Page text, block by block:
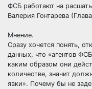
ФСБ работают на
Валерия Гонтарева
Мнение.
Сразу хочется понять,
данных, что «агентов
каким образом они
количестве, значит
явки». Почему бы не